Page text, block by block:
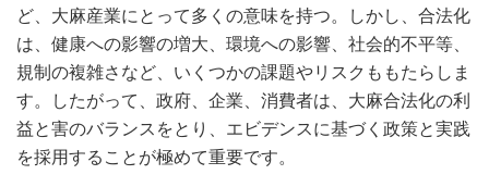
ど、大麻産業にとって多くの意味を持つ。しかし、合法化
は、健康への影響の増大、環境への影響、社会的不平等、
規制の複雑さなど、いくつかの課題やリスクももたらしま
す。したがって、政府、企業、消費者は、大麻合法化の利
益と害のバランスをとり、エビデンスに基づく政策と実践
を採用することが極めて重要です。